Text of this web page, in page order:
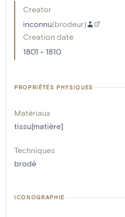
Creator
inconnu(brodeur)
Creation date
1801 - 1810
PROPRIÉTÉS PHYSIQUES
Matériaux
tissu[matière]
Techniques
brodé
ICONOGRAPHIE